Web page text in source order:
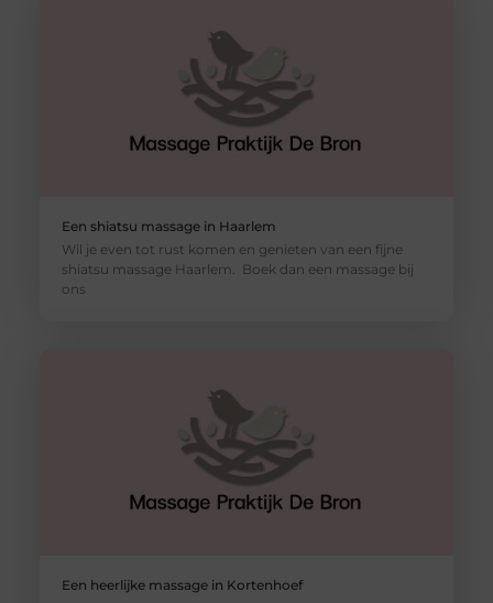
Een shiatsu massage in Haarlem
Wil je even tot rust komen en genieten van een fijne
shiatsu massage Haarlem. Boek dan een massage bij
ons
Een heerlijke massage in Kortenhoef